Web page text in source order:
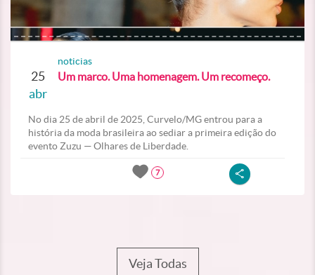
25
abr
noticias
Um marco. Uma homenagem. Um recomeço.
No dia 25 de abril de 2025, Curvelo/MG entrou para a
história da moda brasileira ao sediar a primeira edição do
evento Zuzu — Olhares de Liberdade.
7
Veja Todas